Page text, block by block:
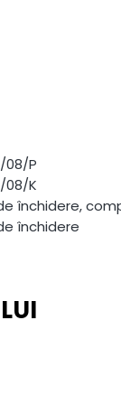
08/P
08/K
închidere,
închidere